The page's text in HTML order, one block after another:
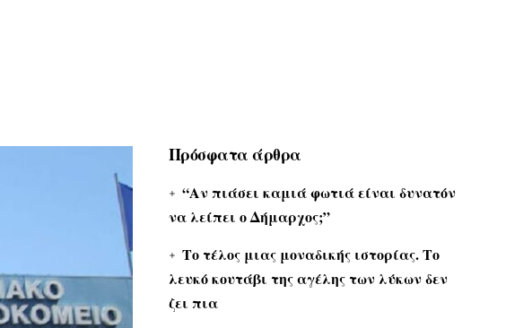
Πρόσφατα άρθρα
“Αν πιάσει καμιά φωτιά είναι δυνατόν
να λείπει ο Δήμαρχος;”
Το τέλος μιας μοναδικής ιστορίας. Το
λευκό κουτάβι της αγέλης των λύκων δεν
ζει πια